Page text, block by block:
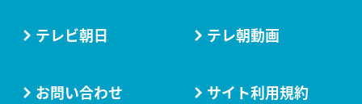
テレビ朝日 テレ朝動画
お問い合わせ サイト利用規約